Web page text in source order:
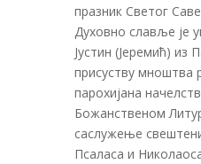
празник Светог
Духовно славље је
Јустин (Јеремић) из
присуству мноштва
парохијана
Божанственом
саслужење
Псаласа и